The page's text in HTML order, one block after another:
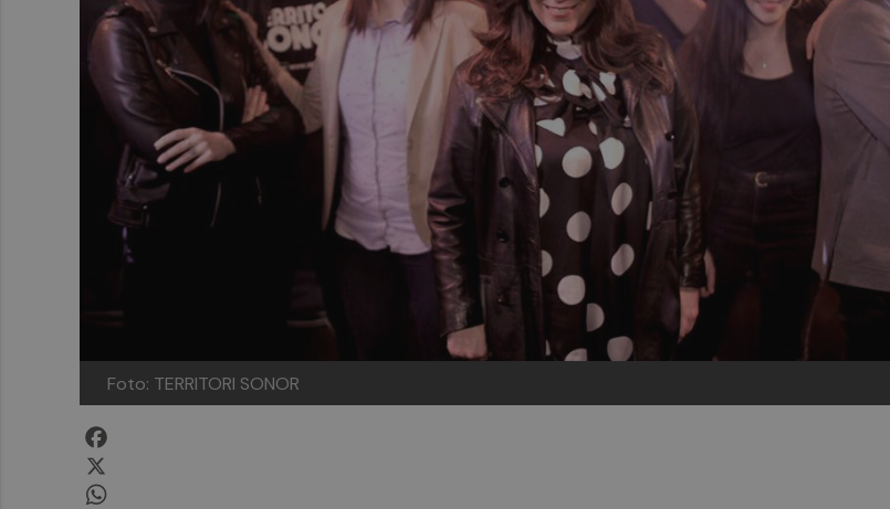
Foto: TERRITORI SONOR